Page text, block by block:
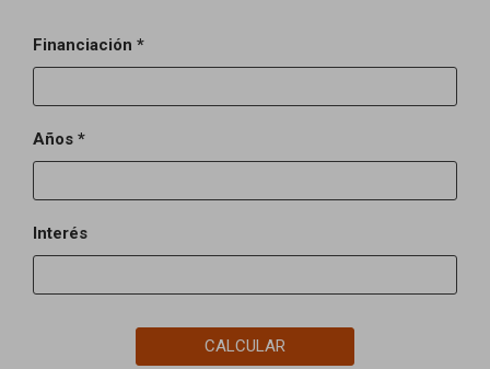
Financiación *
Años *
Interés
CALCULAR